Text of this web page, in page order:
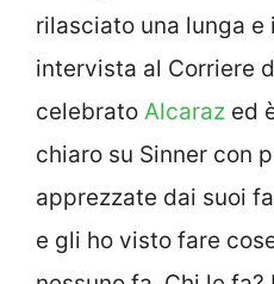
rilasciato una lunga e
intervista al Corriere
celebrato Alcaraz ed
chiaro su Sinner con
apprezzate dai suoi
e gli ho visto fare